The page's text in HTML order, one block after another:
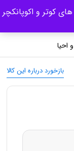
نام 0
احیا
بازخورد درباره این کالا
کوتر و اکوپانکچر